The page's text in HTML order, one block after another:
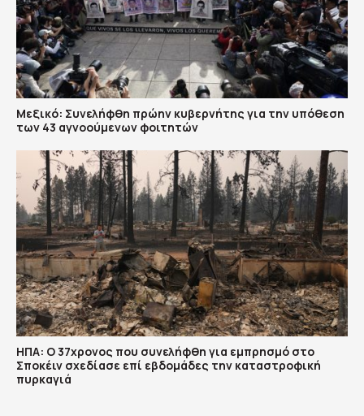
Μεξικό: Συνελήφθη πρώην κυβερνήτης για την υπόθεση
των 43 αγνοούμενων φοιτητών
ΗΠΑ: Ο 37χρονος που συνελήφθη για εμπρησμό στο
Σποκέιν σχεδίασε επί εβδομάδες την καταστροφική
πυρκαγιά